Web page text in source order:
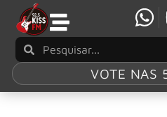
VOTE NAS